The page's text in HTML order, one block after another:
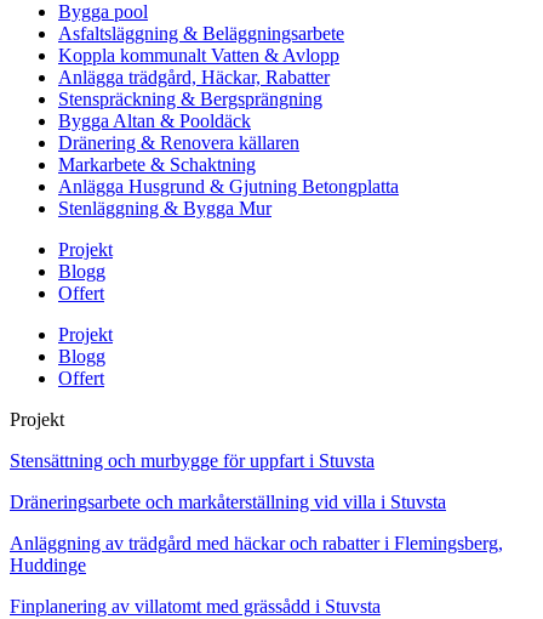
Bygga pool
Asfaltsläggning & Beläggningsarbete
Koppla kommunalt Vatten & Avlopp
Anlägga trädgård, Häckar, Rabatter
Stenspräckning & Bergsprängning
Bygga Altan & Pooldäck
Dränering & Renovera källaren
Markarbete & Schaktning
Anlägga Husgrund & Gjutning Betongplatta
Stenläggning & Bygga Mur
Projekt
Blogg
Offert
Projekt
Blogg
Offert
Projekt
Stensättning och murbygge för uppfart i Stuvsta
Dräneringsarbete och markåterställning vid villa i Stuvsta
Anläggning av trädgård med häckar och rabatter i Flemingsberg,
Huddinge
Finplanering av villatomt med grässådd i Stuvsta